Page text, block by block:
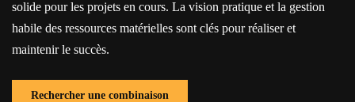
solide pour les projets en cours. La vision pratique et la gestion
habile des ressources matérielles sont clés pour réaliser et
maintenir le succès.
Rechercher une combinaison